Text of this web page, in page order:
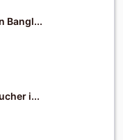
Bangl...
i...